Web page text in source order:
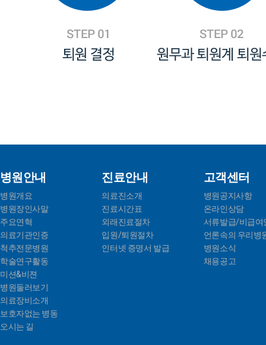
병원안내
병원개요
병원장인사말
주요연혁
의료기관인증
척추전문병원
학술연구활동
미션&비젼
병원둘러보기
의료장비소개
보호자없는 병동
오시는 길
진료안내
의료진소개
진료시간표
외래진료절차
입원/퇴원절차
인터넷 증명서 발급
고객센터
병원공지사항
온라인상담
서류발급/비급여
언론속의 우리병
병원소식
채용공고